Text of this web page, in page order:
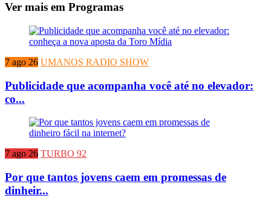
Ver mais em Programas
7 ago 26 UMANOS RADIO SHOW
Publicidade que acompanha você até no elevador:
co...
7 ago 26 TURBO 92
Por que tantos jovens caem em promessas de
dinheir...